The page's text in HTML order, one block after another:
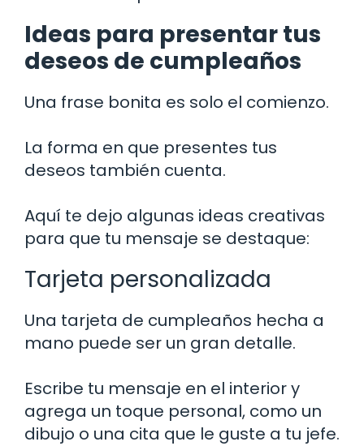
Ideas para presentar tus
deseos de cumpleaños
Una frase bonita es solo el comienzo.
La forma en que presentes tus
deseos también cuenta.
Aquí te dejo algunas ideas creativas
para que tu mensaje se destaque:
Tarjeta personalizada
Una tarjeta de cumpleaños hecha a
mano puede ser un gran detalle.
Escribe tu mensaje en el interior y
agrega un toque personal, como un
dibujo o una cita que le guste a tu jefe.